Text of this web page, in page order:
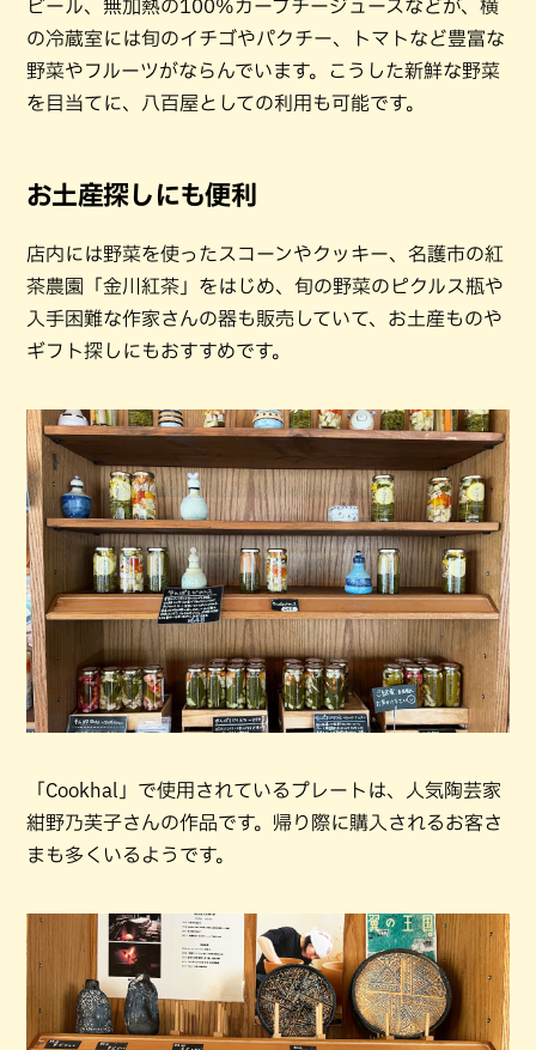
ビール、無加熱の100%カーブチージュースなどが、横
の冷蔵室には旬のイチゴやパクチー、トマトなど豊富な
野菜やフルーツがならんでいます。こうした新鮮な野菜
を目当てに、八百屋としての利用も可能です。
お土産探しにも便利
店内には野菜を使ったスコーンやクッキー、名護市の紅
茶農園「金川紅茶」をはじめ、旬の野菜のピクルス瓶や
入手困難な作家さんの器も販売していて、お土産ものや
ギフト探しにもおすすめです。
「Cookhal」で使用されているプレートは、人気陶芸家
紺野乃芙子さんの作品です。帰り際に購入されるお客さ
まも多くいるようです。